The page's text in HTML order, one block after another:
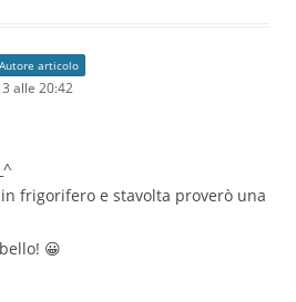
Autore articolo
alle 20:42
frigorifero e stavolta proverò una
😀